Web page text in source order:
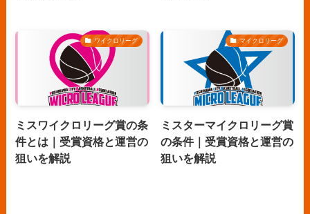
ワイクロリーグ
ミスワイクロリーグ賞の条
件とは｜受賞資格と運営の
狙いを解説
マイクロリーグ
ミスターマイクロリーグ賞
の条件｜受賞資格と運営の
狙いを解説